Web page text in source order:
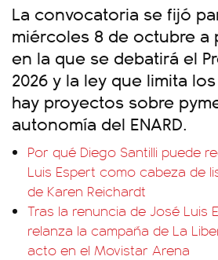
La convocatoria se fijó
miércoles 8 de octubre a
en la que se debatirá el
2026 y la ley que limita
hay proyectos sobre
autonomía del ENARD.
Por qué Diego Santilli puede
Luis Espert como cabeza de
de Karen Reichardt
Tras la renuncia de José Luis
relanza la campaña de La
acto en el Movistar Arena